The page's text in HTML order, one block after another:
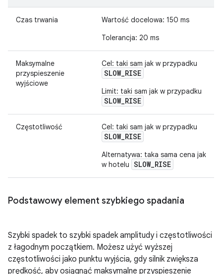
Czas trwania
Wartość docelowa: 150 ms
Tolerancja: 20 ms
Maksymalne
przyspieszenie
wyjściowe
Cel: taki sam jak w przypadku
SLOW_RISE
Limit: taki sam jak w przypadku
SLOW_RISE
Częstotliwość Cel: taki sam jak w przypadku
SLOW_RISE
Alternatywa: taka sama cena jak
w hotelu SLOW_RISE
Podstawowy element szybkiego spadania
Szybki spadek to szybki spadek amplitudy i częstotliwości
z łagodnym początkiem. Możesz użyć wyższej
częstotliwości jako punktu wyjścia, gdy silnik zwiększa
prędkość, aby osiągnąć maksymalne przyspieszenie